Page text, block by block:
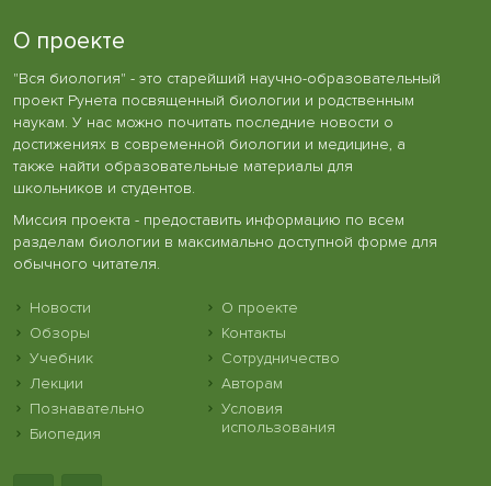
О проекте
"Вся биология" - это старейший научно-образовательный
проект Рунета посвященный биологии и родственным
наукам. У нас можно почитать последние новости о
достижениях в современной биологии и медицине, а
также найти образовательные материалы для
школьников и студентов.
Миссия проекта - предоставить информацию по всем
разделам биологии в максимально доступной форме для
обычного читателя.
Новости
Обзоры
Учебник
Лекции
Познавательно
Биопедия
О проекте
Контакты
Сотрудничество
Авторам
Условия
использования